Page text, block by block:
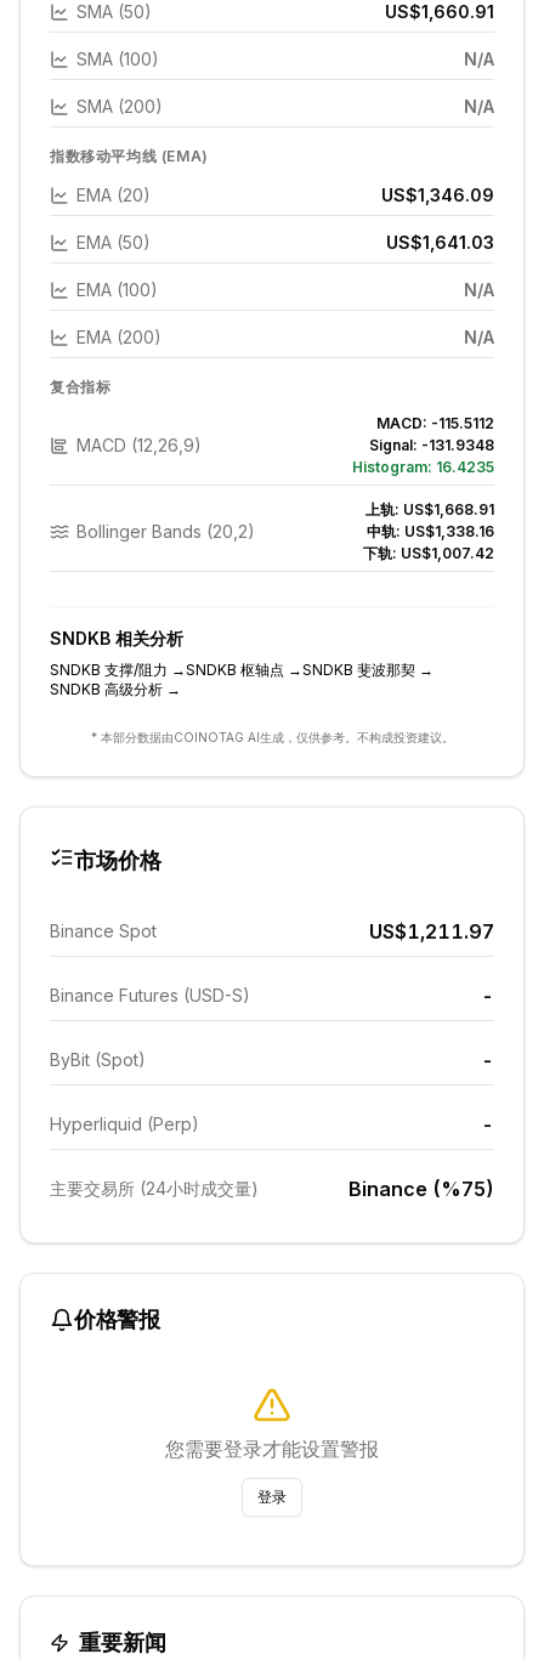
SMA (50) US$1,660.91
SMA (100) N/A
SMA (200) N/A
指数移动平均线 (EMA)
EMA (20) US$1,346.09
EMA (50) US$1,641.03
EMA (100) N/A
EMA (200) N/A
复合指标
MACD (12,26,9)
MACD: -115.5112
Signal: -131.9348
Histogram: 16.4235
Bollinger Bands (20,2)
上轨: US$1,668.91
中轨: US$1,338.16
下轨: US$1,007.42
SNDKB 相关分析
SNDKB 支撑/阻力 →SNDKB 枢轴点 →SNDKB 斐波那契 →
SNDKB 高级分析 →
* 本部分数据由COINOTAG AI生成，仅供参考。不构成投资建议。
市场价格
Binance Spot US$1,211.97
Binance Futures (USD-S) -
ByBit (Spot) -
Hyperliquid (Perp) -
主要交易所 (24小时成交量) Binance (%75)
价格警报
您需要登录才能设置警报
登录
重要新闻